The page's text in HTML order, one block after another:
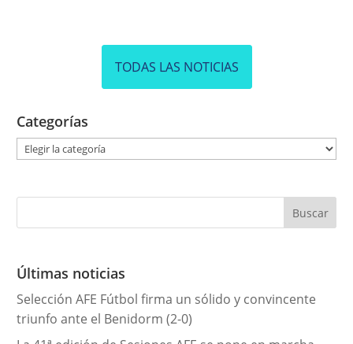
TODAS LAS NOTICIAS
Categorías
g
r
a
s
Últimas noticias
Selección AFE Fútbol firma un sólido y convincente
triunfo ante el Benidorm (2-0)